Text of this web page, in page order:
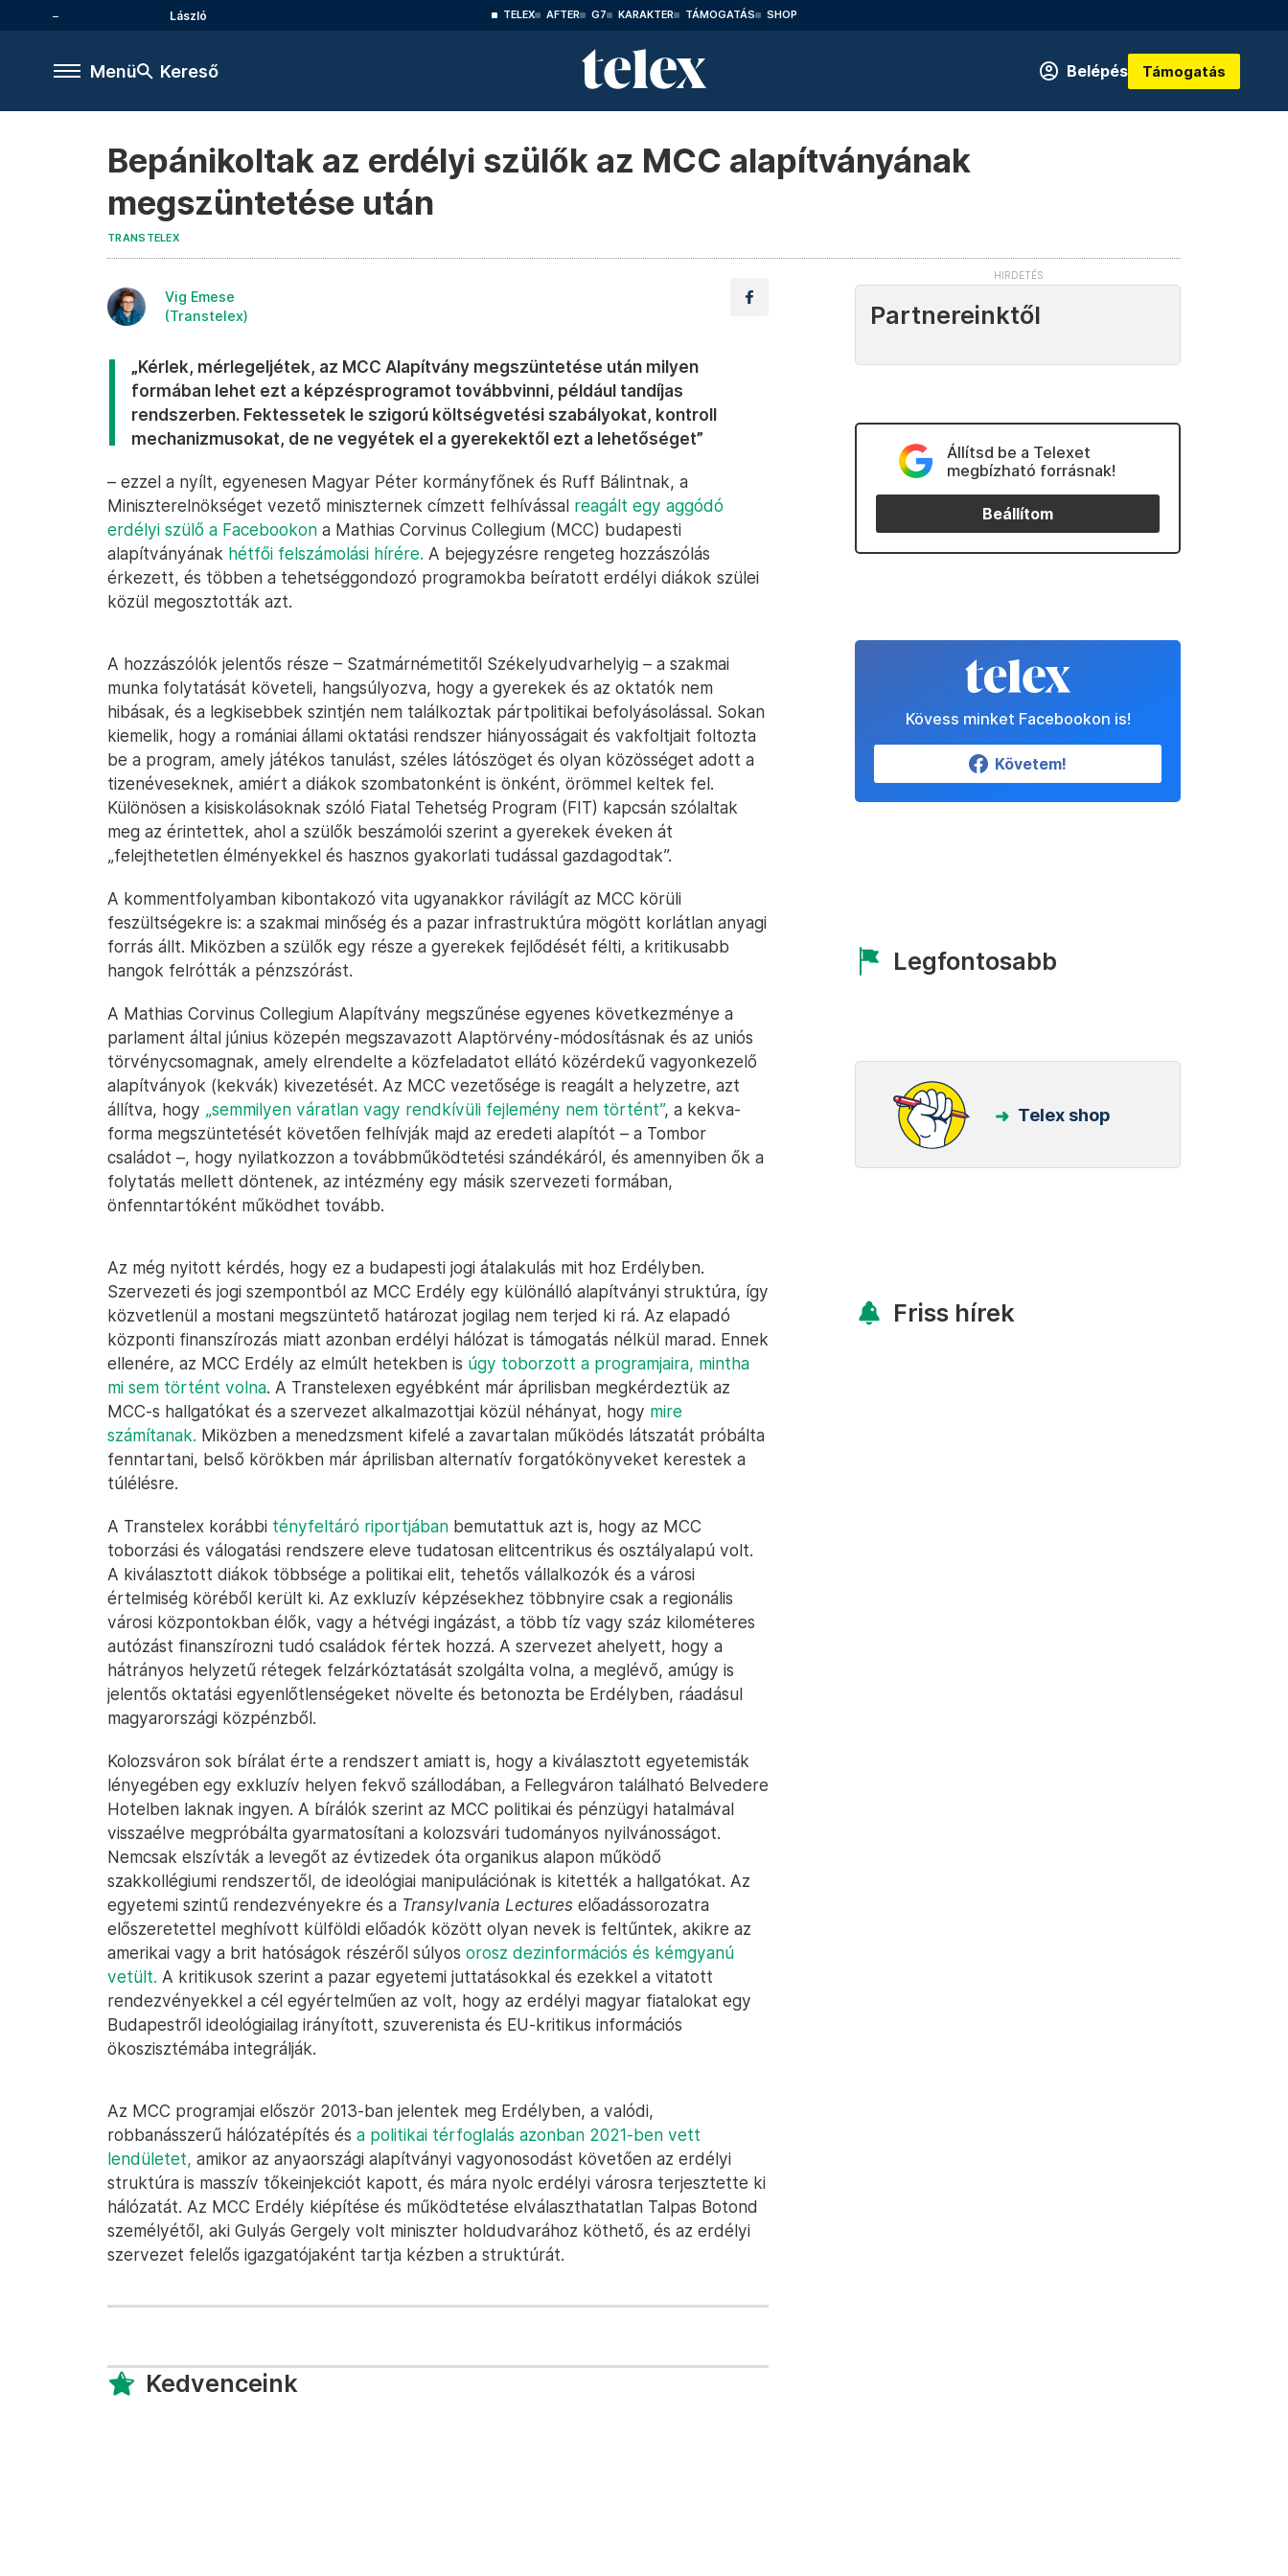
László TELEX AFTER G7 KARAKTER TÁMOGATÁS SHOP
Menü Kereső Belépés Támogatás
Bepánikoltak az erdélyi szülők az MCC alapítványának
megszüntetése után
TRANSTELEX
Vig Emese
(Transtelex)
„Kérlek, mérlegeljétek, az MCC Alapítvány megszüntetése után milyen
formában lehet ezt a képzésprogramot továbbvinni, például tandíjas
rendszerben. Fektessetek le szigorú költségvetési szabályokat, kontroll
mechanizmusokat, de ne vegyétek el a gyerekektől ezt a lehetőséget”
– ezzel a nyílt, egyenesen Magyar Péter kormányfőnek és Ruff Bálintnak, a
Miniszterelnökséget vezető miniszternek címzett felhívással reagált egy aggódó
erdélyi szülő a Facebookon a Mathias Corvinus Collegium (MCC) budapesti
alapítványának hétfői felszámolási hírére. A bejegyzésre rengeteg hozzászólás
érkezett, és többen a tehetséggondozó programokba beíratott erdélyi diákok szülei
közül megosztották azt.
A hozzászólók jelentős része – Szatmárnémetitől Székelyudvarhelyig – a szakmai
munka folytatását követeli, hangsúlyozva, hogy a gyerekek és az oktatók nem
hibásak, és a legkisebbek szintjén nem találkoztak pártpolitikai befolyásolással. Sokan
kiemelik, hogy a romániai állami oktatási rendszer hiányosságait és vakfoltjait foltozta
be a program, amely játékos tanulást, széles látószöget és olyan közösséget adott a
tizenéveseknek, amiért a diákok szombatonként is önként, örömmel keltek fel.
Különösen a kisiskolásoknak szóló Fiatal Tehetség Program (FIT) kapcsán szólaltak
meg az érintettek, ahol a szülők beszámolói szerint a gyerekek éveken át
„felejthetetlen élményekkel és hasznos gyakorlati tudással gazdagodtak”.
A kommentfolyamban kibontakozó vita ugyanakkor rávilágít az MCC körüli
feszültségekre is: a szakmai minőség és a pazar infrastruktúra mögött korlátlan anyagi
forrás állt. Miközben a szülők egy része a gyerekek fejlődését félti, a kritikusabb
hangok felrótták a pénzszórást.
A Mathias Corvinus Collegium Alapítvány megszűnése egyenes következménye a
parlament által június közepén megszavazott Alaptörvény-módosításnak és az uniós
törvénycsomagnak, amely elrendelte a közfeladatot ellátó közérdekű vagyonkezelő
alapítványok (kekvák) kivezetését. Az MCC vezetősége is reagált a helyzetre, azt
állítva, hogy „semmilyen váratlan vagy rendkívüli fejlemény nem történt”, a kekva-
forma megszüntetését követően felhívják majd az eredeti alapítót – a Tombor
családot –, hogy nyilatkozzon a továbbműködtetési szándékáról, és amennyiben ők a
folytatás mellett döntenek, az intézmény egy másik szervezeti formában,
önfenntartóként működhet tovább.
Az még nyitott kérdés, hogy ez a budapesti jogi átalakulás mit hoz Erdélyben.
Szervezeti és jogi szempontból az MCC Erdély egy különálló alapítványi struktúra, így
közvetlenül a mostani megszüntető határozat jogilag nem terjed ki rá. Az elapadó
központi finanszírozás miatt azonban erdélyi hálózat is támogatás nélkül marad. Ennek
ellenére, az MCC Erdély az elmúlt hetekben is úgy toborzott a programjaira, mintha
mi sem történt volna. A Transtelexen egyébként már áprilisban megkérdeztük az
MCC-s hallgatókat és a szervezet alkalmazottjai közül néhányat, hogy mire
számítanak. Miközben a menedzsment kifelé a zavartalan működés látszatát próbálta
fenntartani, belső körökben már áprilisban alternatív forgatókönyveket kerestek a
túlélésre.
A Transtelex korábbi tényfeltáró riportjában bemutattuk azt is, hogy az MCC
toborzási és válogatási rendszere eleve tudatosan elitcentrikus és osztályalapú volt.
A kiválasztott diákok többsége a politikai elit, tehetős vállalkozók és a városi
értelmiség köréből került ki. Az exkluzív képzésekhez többnyire csak a regionális
városi központokban élők, vagy a hétvégi ingázást, a több tíz vagy száz kilométeres
autózást finanszírozni tudó családok fértek hozzá. A szervezet ahelyett, hogy a
hátrányos helyzetű rétegek felzárkóztatását szolgálta volna, a meglévő, amúgy is
jelentős oktatási egyenlőtlenségeket növelte és betonozta be Erdélyben, ráadásul
magyarországi közpénzből.
Kolozsváron sok bírálat érte a rendszert amiatt is, hogy a kiválasztott egyetemisták
lényegében egy exkluzív helyen fekvő szállodában, a Fellegváron található Belvedere
Hotelben laknak ingyen. A bírálók szerint az MCC politikai és pénzügyi hatalmával
visszaélve megpróbálta gyarmatosítani a kolozsvári tudományos nyilvánosságot.
Nemcsak elszívták a levegőt az évtizedek óta organikus alapon működő
szakkollégiumi rendszertől, de ideológiai manipulációnak is kitették a hallgatókat. Az
egyetemi szintű rendezvényekre és a Transylvania Lectures előadássorozatra
előszeretettel meghívott külföldi előadók között olyan nevek is feltűntek, akikre az
amerikai vagy a brit hatóságok részéről súlyos orosz dezinformációs és kémgyanú
vetült. A kritikusok szerint a pazar egyetemi juttatásokkal és ezekkel a vitatott
rendezvényekkel a cél egyértelműen az volt, hogy az erdélyi magyar fiatalokat egy
Budapestről ideológiailag irányított, szuverenista és EU-kritikus információs
ökoszisztémába integrálják.
Az MCC programjai először 2013-ban jelentek meg Erdélyben, a valódi,
robbanásszerű hálózatépítés és a politikai térfoglalás azonban 2021-ben vett
lendületet, amikor az anyaországi alapítványi vagyonosodást követően az erdélyi
struktúra is masszív tőkeinjekciót kapott, és mára nyolc erdélyi városra terjesztette ki
hálózatát. Az MCC Erdély kiépítése és működtetése elválaszthatatlan Talpas Botond
személyétől, aki Gulyás Gergely volt miniszter holdudvarához köthető, és az erdélyi
szervezet felelős igazgatójaként tartja kézben a struktúrát.
Kedvenceink
Partnereinktől
Állítsd be a Telexet
megbízható forrásnak!
Beállítom
Kövess minket Facebookon is!
Követem!
Legfontosabb
Telex shop
Friss hírek